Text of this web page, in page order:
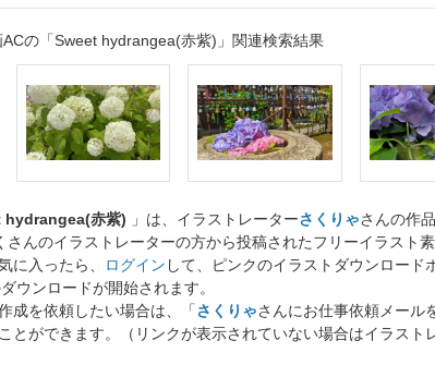
ACの「Sweet hydrangea(赤紫)」関連検索結果
hydrangea(赤紫) 」は、イラストレーターさくりゃさんの作品
さんのイラストレーターの方から投稿されたフリーイラスト
に入ったら、
ログイン して、ピンクのイラストダウンロード
ダウンロードが開始されます。
成を依頼したい場合は、「さくりゃさんにお仕事依頼メール
とができます。（リンクが表示されていない場合はイラスト